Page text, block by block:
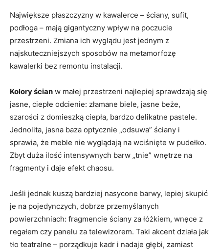
Największe płaszczyzny w kawalerce – ściany, sufit,
podłoga – mają gigantyczny wpływ na poczucie
przestrzeni. Zmiana ich wyglądu jest jednym z
najskuteczniejszych sposobów na metamorfozę
kawalerki bez remontu instalacji.
Kolory ścian w małej przestrzeni najlepiej sprawdzają się
jasne, ciepłe odcienie: złamane biele, jasne beże,
szarości z domieszką ciepła, bardzo delikatne pastele.
Jednolita, jasna baza optycznie „odsuwa” ściany i
sprawia, że meble nie wyglądają na wciśnięte w pudełko.
Zbyt duża ilość intensywnych barw „tnie” wnętrze na
fragmenty i daje efekt chaosu.
Jeśli jednak kuszą bardziej nasycone barwy, lepiej skupić
je na pojedynczych, dobrze przemyślanych
powierzchniach: fragmencie ściany za łóżkiem, wnęce z
regałem czy panelu za telewizorem. Taki akcent działa jak
tło teatralne – porządkuje kadr i nadaje głębi, zamiast